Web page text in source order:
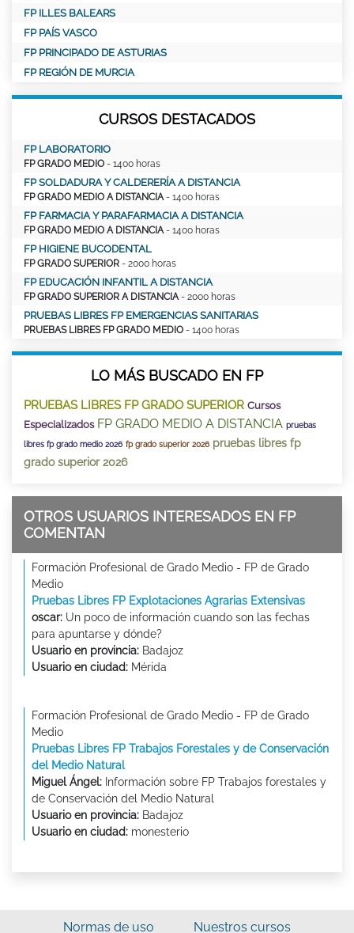
FP ILLES BALEARS
FP PAÍS VASCO
FP PRINCIPADO DE ASTURIAS
FP REGIÓN DE MURCIA
CURSOS DESTACADOS
FP LABORATORIO
FP GRADO MEDIO - 1400 horas
FP SOLDADURA Y CALDERERÍA A DISTANCIA
FP GRADO MEDIO A DISTANCIA - 1400 horas
FP FARMACIA Y PARAFARMACIA A DISTANCIA
FP GRADO MEDIO A DISTANCIA - 1400 horas
FP HIGIENE BUCODENTAL
FP GRADO SUPERIOR - 2000 horas
FP EDUCACIÓN INFANTIL A DISTANCIA
FP GRADO SUPERIOR A DISTANCIA - 2000 horas
PRUEBAS LIBRES FP EMERGENCIAS SANITARIAS
PRUEBAS LIBRES FP GRADO MEDIO - 1400 horas
LO MÁS BUSCADO EN FP
PRUEBAS LIBRES FP GRADO SUPERIOR Cursos
Especializados FP GRADO MEDIO A DISTANCIA pruebas
libres fp grado medio 2026 fp grado superior 2026 pruebas libres fp
grado superior 2026
OTROS USUARIOS INTERESADOS EN FP
COMENTAN
Formación Profesional de Grado Medio - FP de Grado
Medio
Pruebas Libres FP Explotaciones Agrarias Extensivas
oscar: Un poco de información cuando son las fechas
para apuntarse y dónde?
Usuario en provincia: Badajoz
Usuario en ciudad: Mérida
Formación Profesional de Grado Medio - FP de Grado
Medio
Pruebas Libres FP Trabajos Forestales y de Conservación
del Medio Natural
Miguel Ángel: Información sobre FP Trabajos forestales y
de Conservación del Medio Natural
Usuario en provincia: Badajoz
Usuario en ciudad: monesterio
Normas de uso Nuestros cursos